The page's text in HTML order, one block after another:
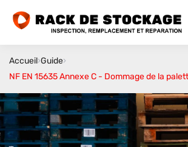
Accueil›Guide›
NF EN 15635 Annexe C - Dommage de la